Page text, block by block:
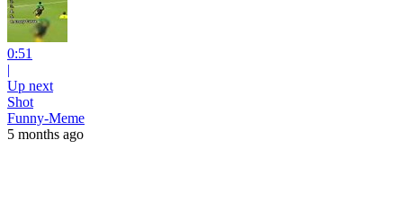
0:51
|
Up next
Shot
Funny-Meme
5 months ago